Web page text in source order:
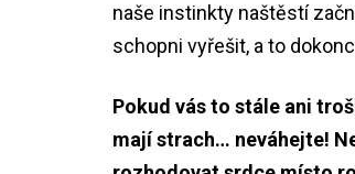
naše instinkty naštěstí
schopni vyřešit, a to
Pokud vás to stále ani
mají strach… neváhejte!